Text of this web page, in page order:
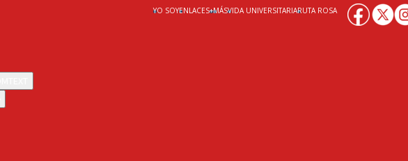
YO SOYENLACES+MÁSVIDA UNIVERSITARIARUTA ROSA